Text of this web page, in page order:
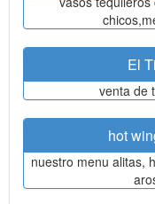
El
venta de
hot
nuestro menu alitas,